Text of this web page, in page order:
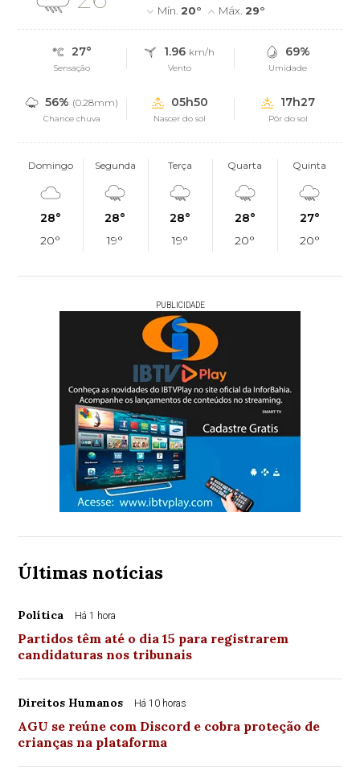
Mín.20° Máx.29°
27°
Sensação
1.96 km/h
Vento
69%
Umidade
56% (0.28mm)
Chance chuva
05h50
Nascer do sol
17h27
Pôr do sol
Domingo
28°
20°
Segunda
28°
19°
Terça
28°
19°
Quarta
28°
20°
Quinta
27°
20°
PUBLICIDADE
Últimas notícias
Política Há 1 hora
Partidos têm até o dia 15 para registrarem
candidaturas nos tribunais
Direitos Humanos Há 10 horas
AGU se reúne com Discord e cobra proteção de
crianças na plataforma